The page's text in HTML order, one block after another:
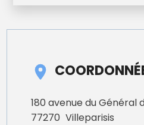
180 avenue du Général
77270 Villeparisis